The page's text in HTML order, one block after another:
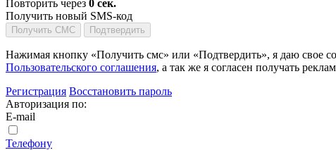
Повторить через 0 сек.
Получить новый SMS-код
Получить СМС Подтвердить
Нажимая кнопку «Получить смс» или «Подтвердить», я даю свое
Пользовательского соглашения, а так же я согласен получать
Регистрация Восстановить пароль
Авторизация по:
E-mail
Телефону